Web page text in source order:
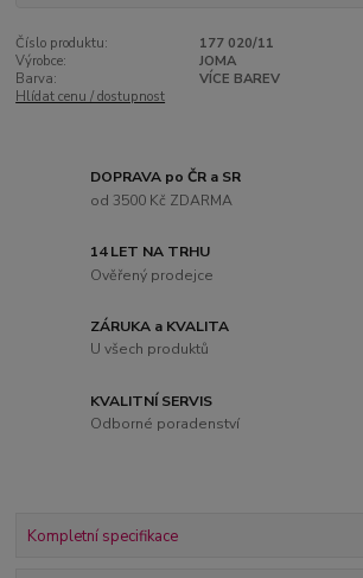
Číslo produktu:
177 020/11
Výrobce:
JOMA
Barva:
VÍCE BAREV
Hlídat cenu / dostupnost
DOPRAVA po ČR a SR
od 3500 Kč ZDARMA
14 LET NA TRHU
Ověřený prodejce
ZÁRUKA a KVALITA
U všech produktů
KVALITNÍ SERVIS
Odborné poradenství
Kompletní specifikace